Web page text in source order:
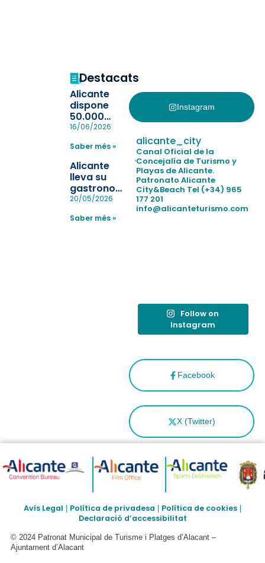
Destacats
Alicante
dispone
50.000
pulseras
la
pérdida de niños
en las
playas y
realiza con
éxito un
simulacro de socorrismo
16/06/2026
Saber més »
Alicante
lleva su
gastronomía
a Madrid
reforzar el
20/05/2026
Saber més »
Instagram
Facebook
X (Twitter)
alicante_city
Canal Oficial de la
Concejalía de Turismo y
Playas de Alicante.
Patronato Alicante
City&Beach Tel (+34) 965
177 201
info@alicanteturismo.com
Follow on
Instagram
Avís Legal Política de privadesa Política de cookies
Declaració d’accessibilitat
© 2024 Patronat Municipal de Turisme i Platges d’Alacant –
Ajuntament d’Alacant